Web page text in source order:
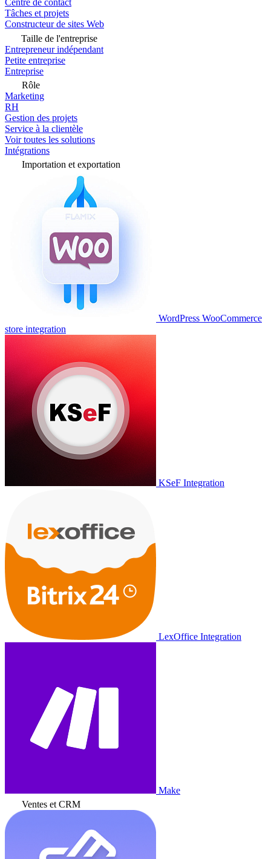
Centre de contact
Tâches et projets
Constructeur de sites Web
Taille de l'entreprise
Entrepreneur indépendant
Petite entreprise
Entreprise
Rôle
Marketing
RH
Gestion des projets
Service à la clientèle
Voir toutes les solutions
Intégrations
Importation et exportation
WordPress WooCommerce
store integration
KSeF Integration
LexOffice Integration
Make
Ventes et CRM